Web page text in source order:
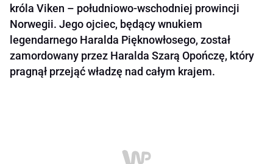
króla Viken – południowo-wschodniej prowincji
Norwegii. Jego ojciec, będący wnukiem
legendarnego Haralda Pięknowłosego, został
zamordowany przez Haralda Szarą Opończę, który
pragnął przejąć władzę nad całym krajem.